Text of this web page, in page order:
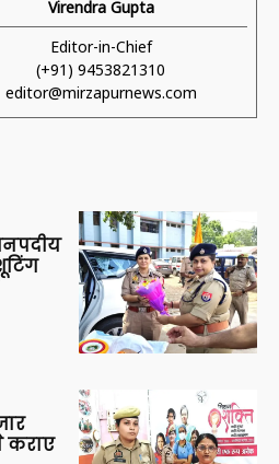
Virendra Gupta
Editor-in-Chief
(+91) 9453821310
editor@mirzapurnews.com
कराए